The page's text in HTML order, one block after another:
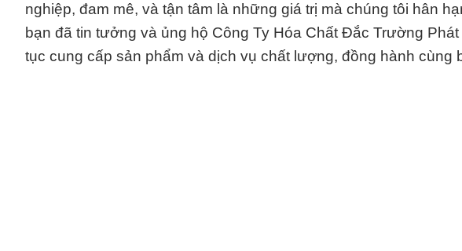
nghiệp, đam mê, và tận tâm là những giá trị mà chúng tôi hân
bạn đã tin tưởng và ủng hộ Công Ty Hóa Chất Đắc Trường
tục cung cấp sản phẩm và dịch vụ chất lượng, đồng hành cùng